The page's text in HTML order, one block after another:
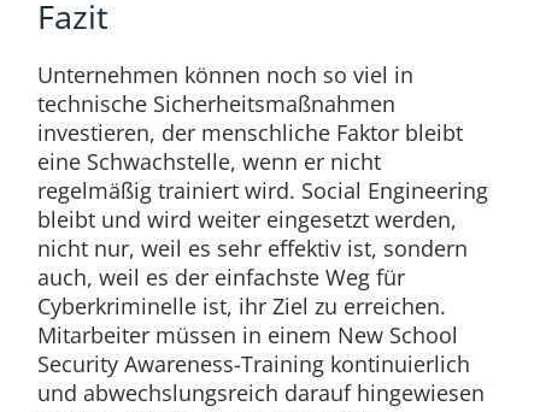
Fazit
Unternehmen können noch so viel in
technische Sicherheitsmaßnahmen
investieren, der menschliche Faktor bleibt
eine Schwachstelle, wenn er nicht
regelmäßig trainiert wird. Social Engineering
bleibt und wird weiter eingesetzt werden,
nicht nur, weil es sehr effektiv ist, sondern
auch, weil es der einfachste Weg für
Cyberkriminelle ist, ihr Ziel zu erreichen.
Mitarbeiter müssen in einem New School
Security Awareness-Training kontinuierlich
und abwechslungsreich darauf hingewiesen